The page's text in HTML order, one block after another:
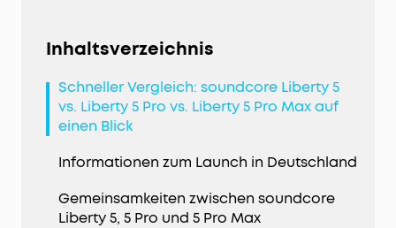
Inhaltsverzeichnis
Schneller Vergleich: soundcore Liberty 5
vs. Liberty 5 Pro vs. Liberty 5 Pro Max auf
einen Blick
Informationen zum Launch in Deutschland
Gemeinsamkeiten zwischen soundcore
Liberty 5, 5 Pro und 5 Pro Max